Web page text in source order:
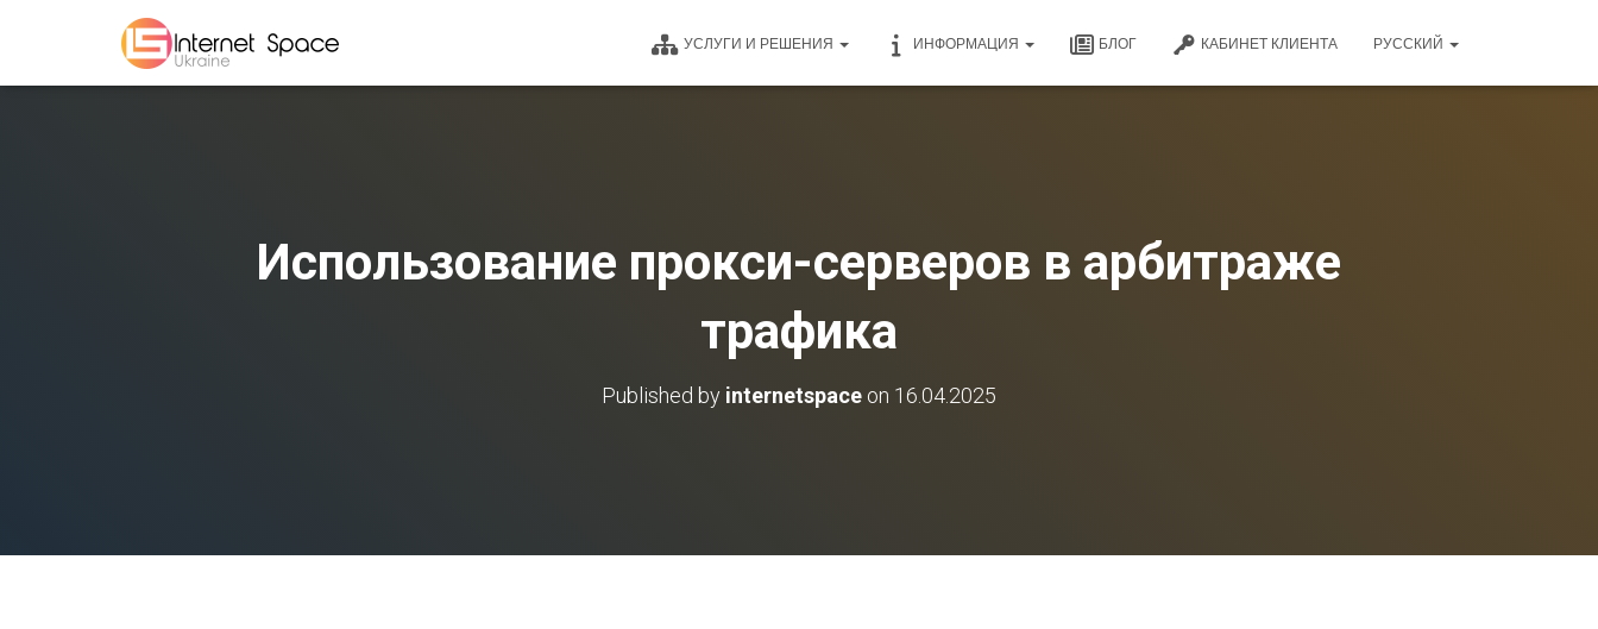
УСЛУГИ И РЕШЕНИЯ ИНФОРМАЦИЯ БЛОГ КАБИНЕТ КЛИЕНТА РУССКИЙ
Использование прокси-серверов в арбитраже
трафика
Published by internetspace on 16.04.2025